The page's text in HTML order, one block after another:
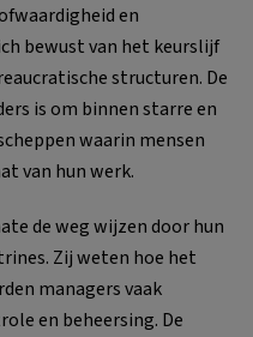
en
bewust van het keurslijf
structuren. De
is om binnen starre en
waarin mensen
van hun werk.
de weg wijzen door hun
Zij weten hoe het
managers vaak
en beheersing. De